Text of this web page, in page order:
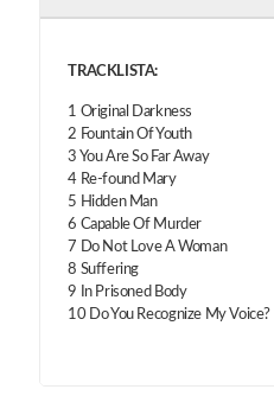
TRACKLISTA:
1 Original Darkness
2 Fountain Of Youth
3 You Are So Far Away
4 Re-found Mary
5 Hidden Man
6 Capable Of Murder
7 Do Not Love A Woman
8 Suffering
9 In Prisoned Body
10 Do You Recognize My Voice?